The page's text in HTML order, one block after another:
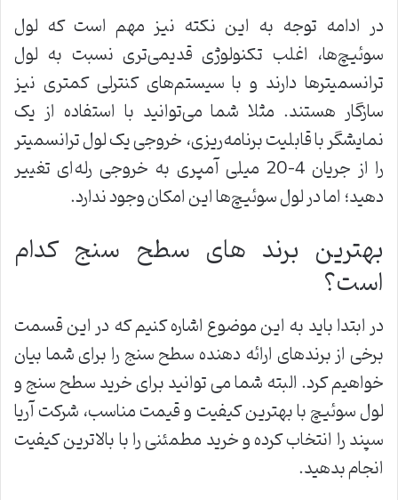
در ادامه توجه به این نکته نیز مهم است که لول
سوئیچ‌ها، اغلب تکنولوژی قدیمی‌تری نسبت به لول
ترانسمیترها دارند و با سیستم‌های کنترلی کمتری نیز
سازگار هستند. مثلا شما می‌توانید با استفاده از یک
نمایشگر با قابلیت برنامه‌ریزی، خروجی یک لول ترانسمیتر
را از جریان 4-20 میلی آمپری به خروجی رله‌ای تغییر
دهید؛ اما در لول سوئیچ‌ها این امکان وجود ندارد.
بهترین برند های سطح سنج کدام
است؟
در ابتدا باید به این موضوع اشاره کنیم که در این قسمت
برخی از برندهای ارائه دهنده سطح سنج را برای شما بیان
خواهیم کرد. البته شما می توانید برای خرید سطح سنج و
لول سوئیچ با بهترین کیفیت و قیمت مناسب، شرکت آریا
سپند را انتخاب کرده و خرید مطمئنی را با بالاترین کیفیت
انجام بدهید.